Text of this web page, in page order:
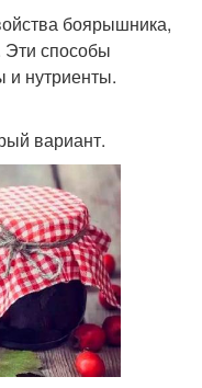
боярышника,
Эти способы
и нутриенты.
вариант.